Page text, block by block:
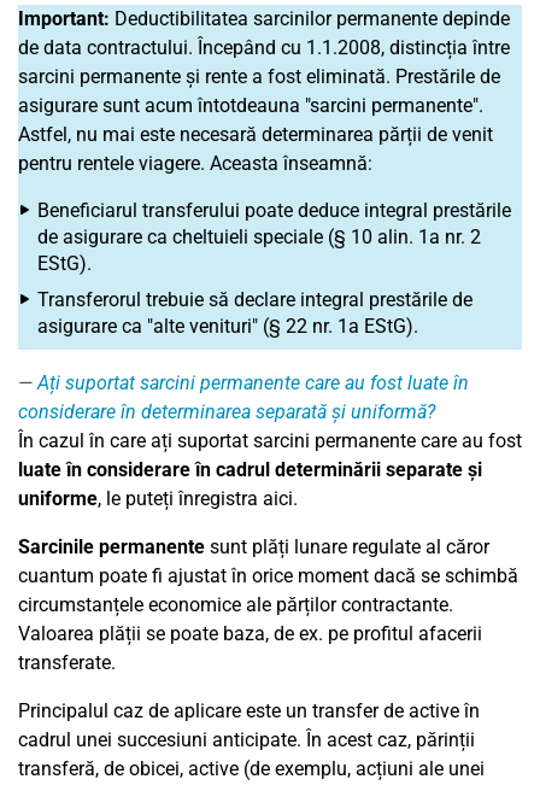
Important: Deductibilitatea sarcinilor permanente depinde
de data contractului. Începând cu 1.1.2008, distincția între
sarcini permanente și rente a fost eliminată. Prestările de
asigurare sunt acum întotdeauna "sarcini permanente".
Astfel, nu mai este necesară determinarea părții de venit
pentru rentele viagere. Aceasta înseamnă:
Beneficiarul transferului poate deduce integral prestările
de asigurare ca cheltuieli speciale (§ 10 alin. 1a nr. 2
EStG).
Transferorul trebuie să declare integral prestările de
asigurare ca "alte venituri" (§ 22 nr. 1a EStG).
Ați suportat sarcini permanente care au fost luate în
considerare în determinarea separată și uniformă?
În cazul în care ați suportat sarcini permanente care au fost
luate în considerare în cadrul determinării separate și
uniforme, le puteți înregistra aici.
Sarcinile permanente sunt plăți lunare regulate al căror
cuantum poate fi ajustat în orice moment dacă se schimbă
circumstanțele economice ale părților contractante.
Valoarea plății se poate baza, de ex. pe profitul afacerii
transferate.
Principalul caz de aplicare este un transfer de active în
cadrul unei succesiuni anticipate. În acest caz, părinții
transferă, de obicei, active (de exemplu, acțiuni ale unei